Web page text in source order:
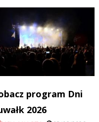
program Dni
2026